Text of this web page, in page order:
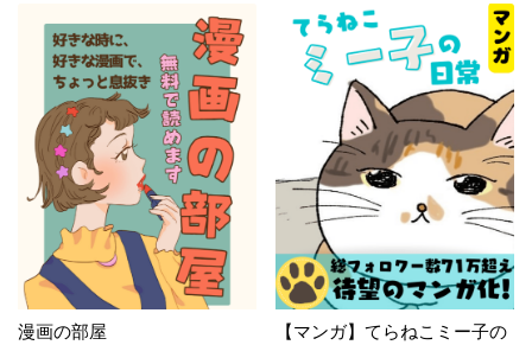
漫画の部屋
【マンガ】てらねこミー子の